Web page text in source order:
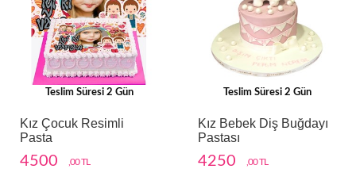
Teslim Süresi 2 Gün
Kız Çocuk Resimli
Pasta
4500 ,00 TL
Teslim Süresi 2 Gün
Kız Bebek Diş Buğdayı
Pastası
4250 ,00 TL